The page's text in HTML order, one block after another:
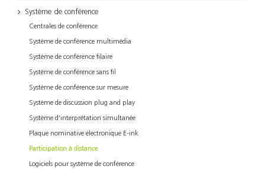
Système de conférence
Centrales de conférence
Système de conférence multimédia
Système de conférence filaire
Système de conférence sans fil
Système de conférence sur mesure
Système de discussion plug and play
Système d'interprétation simultanée
Plaque nominative électronique E-ink
Participation à distance
Logiciels pour système de conférence